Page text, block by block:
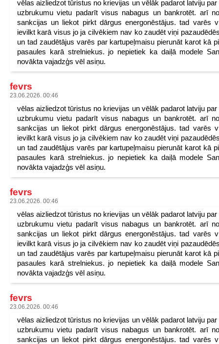
vēlas aizliedzot tūristus no krievijas un vēlāk padarot latviju par
uzbrukumu vietu padarīt visus nabagus un bankrotēt. arī
sankcijas un liekot pirkt dārgus energonēstājus. tad varēs
ievilkt karā visus jo ja cilvēkiem nav ko zaudēt viņi
un tad zaudētājus varēs par kartupeļmaisu pierunāt karot kā
pasaules karā strelniekus. jo nepietiek ka daiļā modele
novākta vajadzģs vēl asiņu.
fevrs
23.06.2026. 00:46
vēlas aizliedzot tūristus no krievijas un vēlāk padarot latviju par
uzbrukumu vietu padarīt visus nabagus un bankrotēt. arī
sankcijas un liekot pirkt dārgus energonēstājus. tad varēs
ievilkt karā visus jo ja cilvēkiem nav ko zaudēt viņi
un tad zaudētājus varēs par kartupeļmaisu pierunāt karot kā
pasaules karā strelniekus. jo nepietiek ka daiļā modele
novākta vajadzģs vēl asiņu.
fevrs
23.06.2026. 00:46
vēlas aizliedzot tūristus no krievijas un vēlāk padarot latviju par
uzbrukumu vietu padarīt visus nabagus un bankrotēt. arī
sankcijas un liekot pirkt dārgus energonēstājus. tad varēs
ievilkt karā visus jo ja cilvēkiem nav ko zaudēt viņi
un tad zaudētājus varēs par kartupeļmaisu pierunāt karot kā
pasaules karā strelniekus. jo nepietiek ka daiļā modele
novākta vajadzģs vēl asiņu.
fevrs
23.06.2026. 00:46
vēlas aizliedzot tūristus no krievijas un vēlāk padarot latviju par
uzbrukumu vietu padarīt visus nabagus un bankrotēt. arī
sankcijas un liekot pirkt dārgus energonēstājus. tad varēs